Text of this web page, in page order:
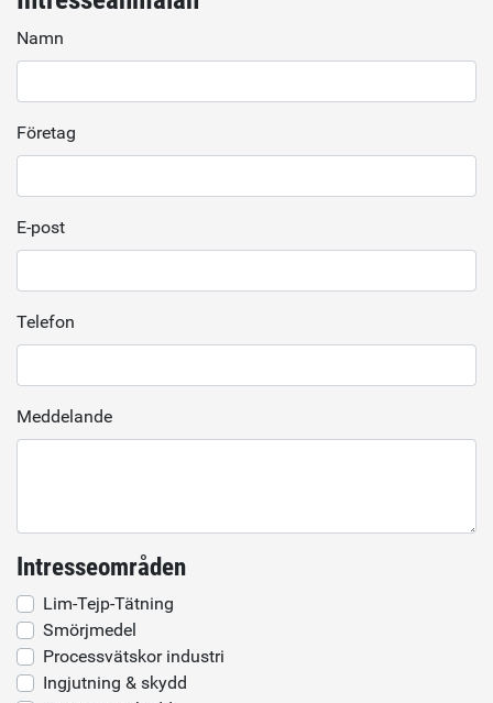
Namn
Företag
E-post
Telefon
Meddelande
Intresseområden
Lim-Tejp-Tätning
Smörjmedel
Processvätskor industri
Ingjutning & skydd